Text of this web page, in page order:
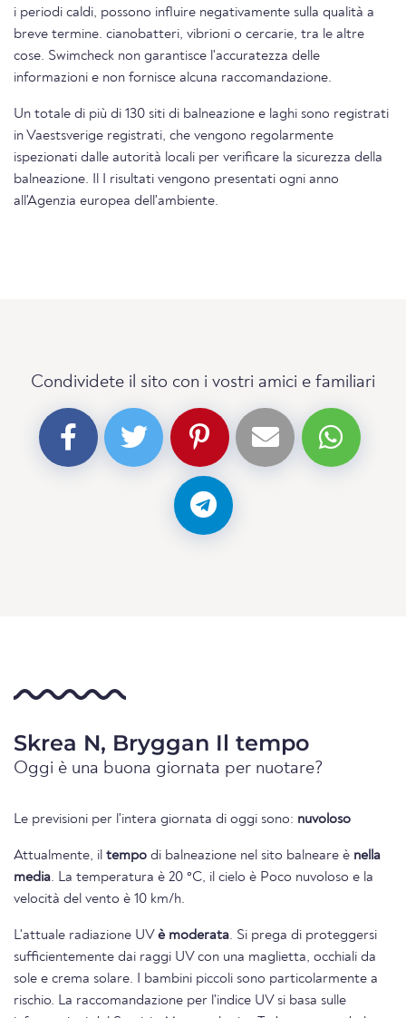
i periodi caldi, possono influire negativamente sulla qualità a
breve termine. cianobatteri, vibrioni o cercarie, tra le altre
cose. Swimcheck non garantisce l'accuratezza delle
informazioni e non fornisce alcuna raccomandazione.
Un totale di più di 130 siti di balneazione e laghi sono registrati
in Vaestsverige registrati, che vengono regolarmente
ispezionati dalle autorità locali per verificare la sicurezza della
balneazione. Il I risultati vengono presentati ogni anno
all'Agenzia europea dell'ambiente.
Condividete il sito con i vostri amici e familiari
Skrea N, Bryggan Il tempo
Oggi è una buona giornata per nuotare?
Le previsioni per l'intera giornata di oggi sono: nuvoloso
Attualmente, il tempo di balneazione nel sito balneare è nella
media. La temperatura è 20 °C, il cielo è Poco nuvoloso e la
velocità del vento è 10 km/h.
L'attuale radiazione UV è moderata. Si prega di proteggersi
sufficientemente dai raggi UV con una maglietta, occhiali da
sole e crema solare. I bambini piccoli sono particolarmente a
rischio. La raccomandazione per l'indice UV si basa sulle